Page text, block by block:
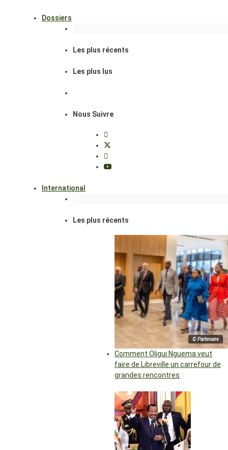
Dossiers
Les plus récents
Les plus lus
Nous Suivre
International
Les plus récents
© Partenaire
Comment Oligui Nguema veut
faire de Libreville un carrefour de
grandes rencontres